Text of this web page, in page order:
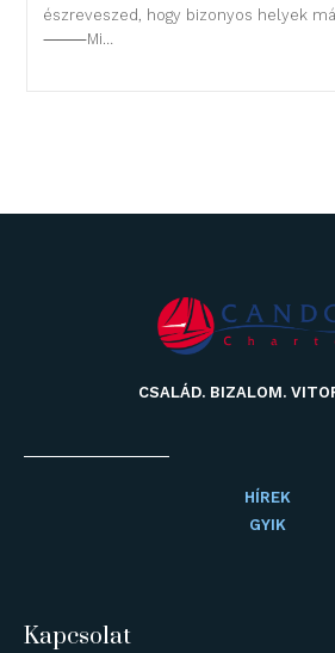
észreveszed, hogy bizonyos helyek
⸻Mi…
CSALÁD. BIZALOM.
HÍREK
GYIK
Kapcsolat